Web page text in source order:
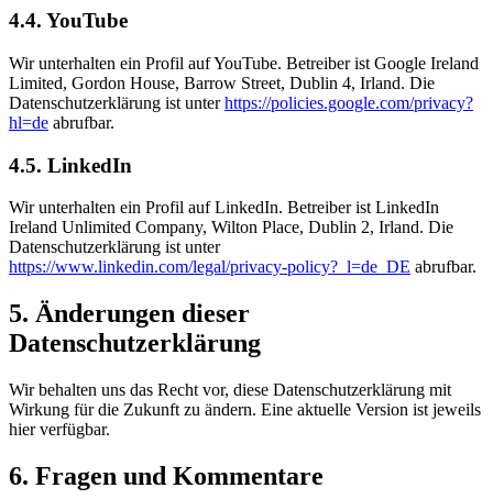
4.4. YouTube
Wir unterhalten ein Profil auf YouTube. Betreiber ist Google Ireland
Limited, Gordon House, Barrow Street, Dublin 4, Irland. Die
Datenschutzerklärung ist unterhttps://policies.google.com/privacy?
hl=de abrufbar.
4.5. LinkedIn
Wir unterhalten ein Profil auf LinkedIn. Betreiber ist LinkedIn
Ireland Unlimited Company, Wilton Place, Dublin 2, Irland. Die
Datenschutzerklärung ist unter
https://www.linkedin.com/legal/privacy-policy?_l=de_DE abrufbar.
5. Änderungen dieser
Datenschutzerklärung
Wir behalten uns das Recht vor, diese Datenschutzerklärung mit
Wirkung für die Zukunft zu ändern. Eine aktuelle Version ist jeweils
hier verfügbar.
6. Fragen und Kommentare